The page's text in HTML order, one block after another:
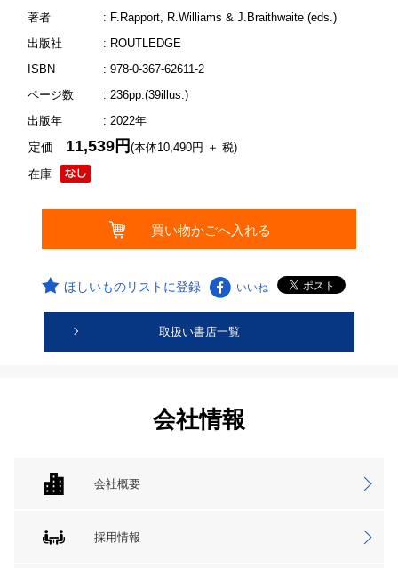
著者
: F.Rapport, R.Williams & J.Braithwaite (eds.)
出版社
: ROUTLEDGE
ISBN
: 978-0-367-62611-2
ページ数
: 236pp.(39illus.)
出版年
: 2022年
在庫
定価 11,539円(本体10,490円 ＋ 税)
ほしいものリストに登録 いいね
取扱い書店一覧
会社情報
会社概要
採用情報